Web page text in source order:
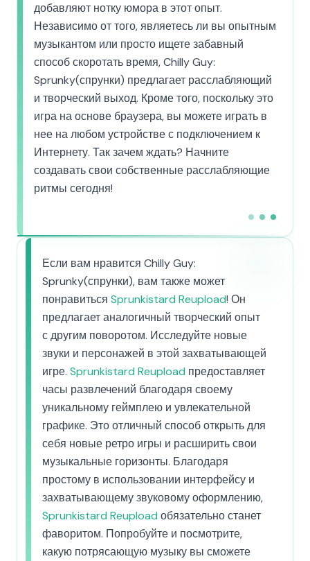
добавляют нотку юмора в этот опыт.
Независимо от того, являетесь ли вы опытным
музыкантом или просто ищете забавный
способ скоротать время, Chilly Guy:
Sprunky(спрунки) предлагает расслабляющий
и творческий выход. Кроме того, поскольку это
игра на основе браузера, вы можете играть в
нее на любом устройстве с подключением к
Интернету. Так зачем ждать? Начните
создавать свои собственные расслабляющие
ритмы сегодня!
Если вам нравится Chilly Guy:
Sprunky(спрунки), вам также может
понравиться Sprunkistard Reupload! Он
предлагает аналогичный творческий опыт
с другим поворотом. Исследуйте новые
звуки и персонажей в этой захватывающей
игре. Sprunkistard Reupload предоставляет
часы развлечений благодаря своему
уникальному геймплею и увлекательной
графике. Это отличный способ открыть для
себя новые ретро игры и расширить свои
музыкальные горизонты. Благодаря
простому в использовании интерфейсу и
захватывающему звуковому оформлению,
Sprunkistard Reupload обязательно станет
фаворитом. Попробуйте и посмотрите,
какую потрясающую музыку вы сможете